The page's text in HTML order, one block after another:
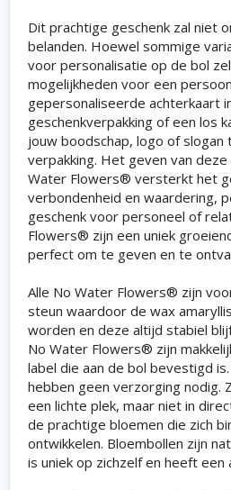
Dit prachtige geschenk zal niet
belanden. Hoewel sommige
voor personalisatie op de bol
mogelijkheden voor een
gepersonaliseerde achterkaart
geschenkverpakking of een los
jouw boodschap, logo of slogan
verpakking. Het geven van
Water Flowers® versterkt het
verbondenheid en waardering,
geschenk voor personeel of
Flowers® zijn een uniek
perfect om te geven en te
Alle No Water Flowers® zijn
steun waardoor de wax
worden en deze altijd stabiel
No Water Flowers® zijn
label die aan de bol bevestigd
hebben geen verzorging nodig.
een lichte plek, maar niet in
de prachtige bloemen die zich
ontwikkelen. Bloembollen zijn
is uniek op zichzelf en heeft een